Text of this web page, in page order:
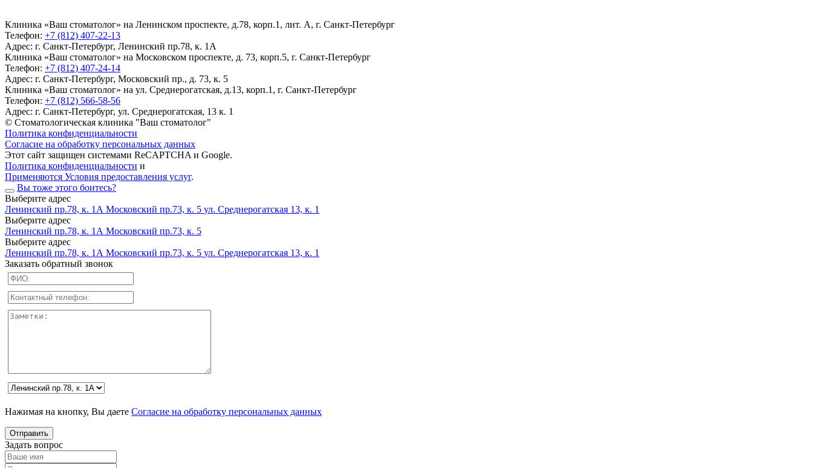
Клиника «Ваш стоматолог» на Ленинском проспекте, д.78, корп.1, лит. А, г. Санкт-Петербург
Телефон: +7 (812) 407-22-13
Адрес: г. Санкт-Петербург, Ленинский пр.78, к. 1А
Клиника «Ваш стоматолог» на Московском проспекте, д. 73, корп.5, г. Санкт-Петербург
Телефон: +7 (812) 407-24-14
Адрес: г. Санкт-Петербург, Московский пр., д. 73, к. 5
Клиника «Ваш стоматолог» на ул. Среднерогатская, д.13, корп.1, г. Санкт-Петербург
Телефон: +7 (812) 566-58-56
Адрес: г. Санкт-Петербург, ул. Среднерогатская, 13 к. 1
© Стоматологическая клиника "Ваш стоматолог"
Политика конфиденциальности
Согласие на обработку персональных данных
Этот сайт защищен системами ReCAPTCHA и Google.
Политика конфиденциальности и
Применяются Условия предоставления услуг.
Вы тоже этого боитесь?
Выберите адрес
Ленинский пр.78, к. 1А Московский пр.73, к. 5 ул. Среднерогатская 13, к. 1
Выберите адрес
Ленинский пр.78, к. 1А Московский пр.73, к. 5
Выберите адрес
Ленинский пр.78, к. 1А Московский пр.73, к. 5 ул. Среднерогатская 13, к. 1
Заказать обратный звонок
Нажимая на кнопку, Вы даете Согласие на обработку персональных данных
Задать вопрос